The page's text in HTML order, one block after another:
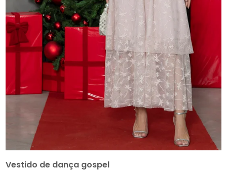
Vestido de dança gospel